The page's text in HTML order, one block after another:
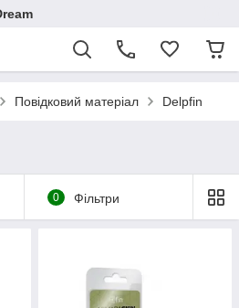
Повідковий матеріал Delpfin
0 Фільтри